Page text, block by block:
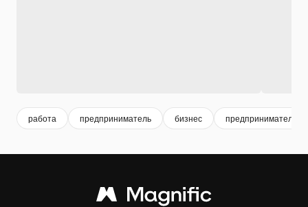
работа предприниматель бизнес